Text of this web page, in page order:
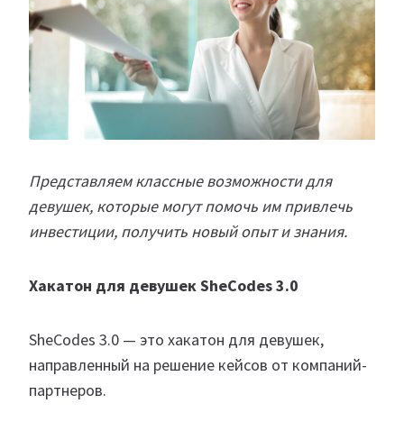
Представляем классные возможности для
девушек, которые могут помочь им привлечь
инвестиции, получить новый опыт и знания.
Хакатон для девушек SheCodes 3.0
SheCodes 3.0 — это хакатон для девушек,
направленный на решение кейсов от компаний-
партнеров.